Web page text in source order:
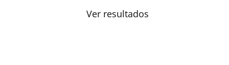
Ver resultados